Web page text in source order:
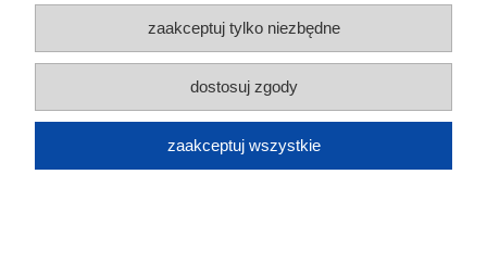
nagrywanie - czuwanie do 10 dni
179,00 zł
zaakceptuj tylko niezbędne
dostosuj zgody
zaakceptuj wszystkie